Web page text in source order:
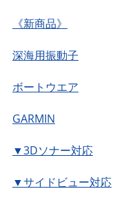
《新商品》
深海用振動子
ボートウエア
GARMIN
▼3Dソナー対応
▼サイドビュー対応